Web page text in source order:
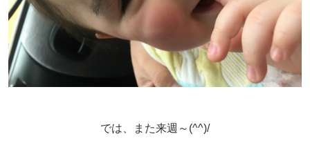
では、また来週～(^^)/